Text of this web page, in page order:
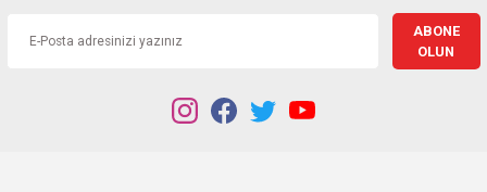
ABONE
OLUN